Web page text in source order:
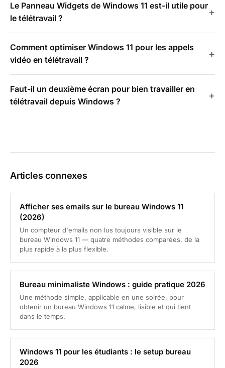
Le Panneau Widgets de Windows 11 est-il utile pour
le télétravail ?
Comment optimiser Windows 11 pour les appels
vidéo en télétravail ?
Faut-il un deuxième écran pour bien travailler en
télétravail depuis Windows ?
Articles connexes
Afficher ses emails sur le bureau Windows 11
(2026)
Un compteur d'emails non lus toujours visible sur le
bureau Windows 11 — quatre méthodes comparées, de la
plus rapide à la plus flexible.
Bureau minimaliste Windows : guide pratique 2026
Une méthode simple, applicable en une soirée, pour
obtenir un bureau Windows 11 calme, lisible et qui tient
dans le temps.
Windows 11 pour les étudiants : le setup bureau
2026